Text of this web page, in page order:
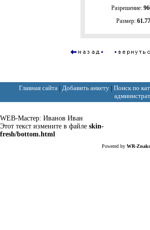
Разрешение:
Размер: 61.77
Главная сайта | Добавить анкету | Поиск по
WEB-Мастер: Иванов Иван
Этот текст измените в файле skin-
fresh/bottom.html
Powered by WR-